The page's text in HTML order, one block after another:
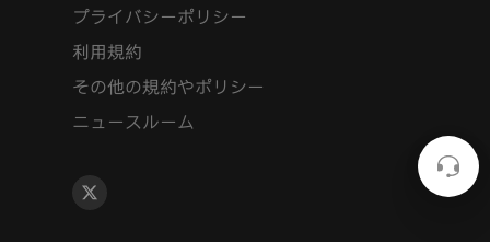
プライバシーポリシー
利用規約
その他の規約やポリシー
ニュースルーム